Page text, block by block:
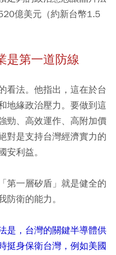
億美元（約新台幣1.5
是第一道防線
看法。他指出，這在於台
地緣政治壓力。要做到這
勁、高效運作、高附加價
對是支持台灣經濟實力的
安利益。
第一層矽盾」就是健全的
防衛的能力。
是，台灣的關鍵半導體供
挺身保衛台灣，例如美國